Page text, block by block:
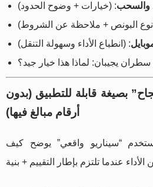
والسحب: (خيارات + وضوح الحدود)
البونص + ملاحظة عن الشروط)
: (انطباع الأداء وسهولة التنقل)
سطران يجيبان: لماذا هذا خيار جيد؟
بصيغة قابلة للتطبيق (بدون
أرقام مبالغ فيها)
“سيناريو واقعي” يوضح كيف